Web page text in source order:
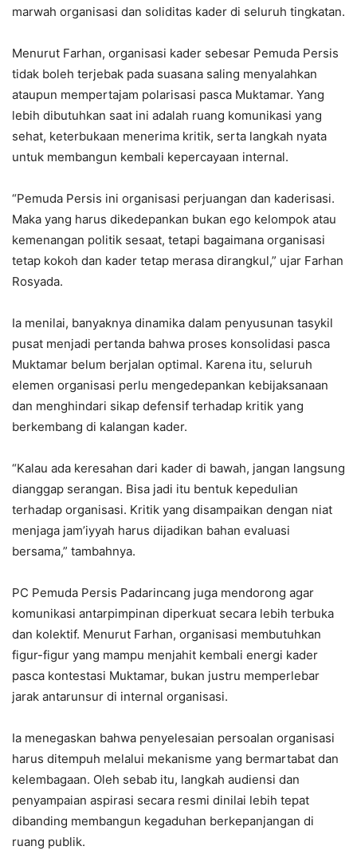
marwah organisasi dan soliditas kader di seluruh tingkatan.
Menurut Farhan, organisasi kader sebesar Pemuda Persis
tidak boleh terjebak pada suasana saling menyalahkan
ataupun mempertajam polarisasi pasca Muktamar. Yang
lebih dibutuhkan saat ini adalah ruang komunikasi yang
sehat, keterbukaan menerima kritik, serta langkah nyata
untuk membangun kembali kepercayaan internal.
“Pemuda Persis ini organisasi perjuangan dan kaderisasi.
Maka yang harus dikedepankan bukan ego kelompok atau
kemenangan politik sesaat, tetapi bagaimana organisasi
tetap kokoh dan kader tetap merasa dirangkul,” ujar Farhan
Rosyada.
Ia menilai, banyaknya dinamika dalam penyusunan tasykil
pusat menjadi pertanda bahwa proses konsolidasi pasca
Muktamar belum berjalan optimal. Karena itu, seluruh
elemen organisasi perlu mengedepankan kebijaksanaan
dan menghindari sikap defensif terhadap kritik yang
berkembang di kalangan kader.
“Kalau ada keresahan dari kader di bawah, jangan langsung
dianggap serangan. Bisa jadi itu bentuk kepedulian
terhadap organisasi. Kritik yang disampaikan dengan niat
menjaga jam’iyyah harus dijadikan bahan evaluasi
bersama,” tambahnya.
PC Pemuda Persis Padarincang juga mendorong agar
komunikasi antarpimpinan diperkuat secara lebih terbuka
dan kolektif. Menurut Farhan, organisasi membutuhkan
figur-figur yang mampu menjahit kembali energi kader
pasca kontestasi Muktamar, bukan justru memperlebar
jarak antarunsur di internal organisasi.
Ia menegaskan bahwa penyelesaian persoalan organisasi
harus ditempuh melalui mekanisme yang bermartabat dan
kelembagaan. Oleh sebab itu, langkah audiensi dan
penyampaian aspirasi secara resmi dinilai lebih tepat
dibanding membangun kegaduhan berkepanjangan di
ruang publik.